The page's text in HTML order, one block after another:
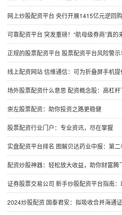
网上炒股配资平台 央行开展1415亿元逆回
可靠配资平台 突发重磅！“航母级券商”真的
正规的股票配资平台 股票配资平台风险警
线上配资网站 信维通信：可为折叠屏手机
场外股票配资什么意思 配资概念股：高杠杆下
崇左股票配资：助你投资之路更稳健
股票配资行业门户：专业资讯，尽在掌握
实盘配资平台排名 图解贝达药业中报：第二季
配资炒股神器：轻松放大收益，助你财富腾
证券股票交易公司 新手炒股配资平台指南
2024炒股配资 国泰君安：拟吸收合并海通